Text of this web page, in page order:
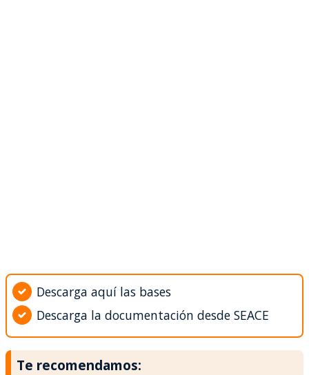
Descarga aquí las bases
Descarga la documentación desde SEACE
Te recomendamos: